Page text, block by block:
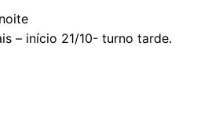
– início 21/10- turno tarde.